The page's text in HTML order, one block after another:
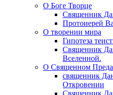
О Боге Творце
Священник
Протоиерей
О творении мира
Гипотеза
Священник
Вселенной.
О Священном
священник
Откровении